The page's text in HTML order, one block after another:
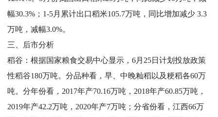
幅30.3%；1-5月累计出口稻米105.7万吨，同比增加减少 3.3
万吨，减幅3.0%。
三、后市分析
稻谷：根据国家粮食交易中心显示，6月25日计划投放政策
性稻谷180万吨。分品种看，早、中晚籼稻以及粳稻各60万
吨。分年份看，2017年产70.16万吨，2018年产60.85万吨，
2019年产42.2万吨，2020年产7万吨；分省份看，江西66万